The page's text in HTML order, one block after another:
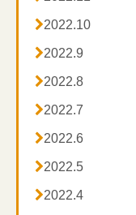
2022.10
2022.9
2022.8
2022.7
2022.6
2022.5
2022.4